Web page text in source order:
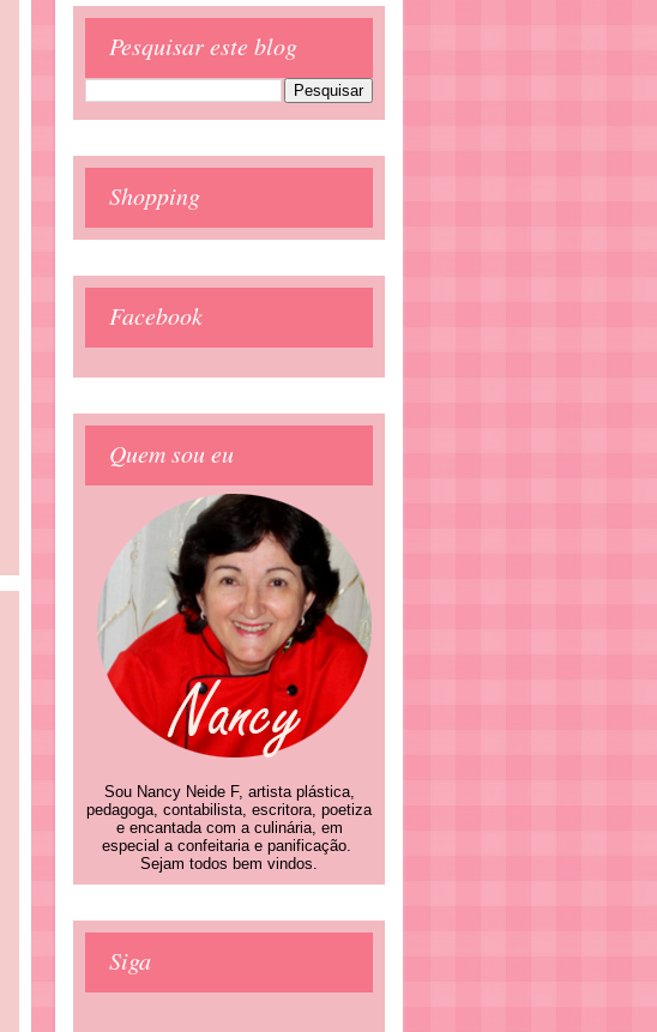
Pesquisar este blog
Shopping
Facebook
Quem sou eu
Sou Nancy Neide F, artista plástica,
pedagoga, contabilista, escritora, poetiza
e encantada com a culinária, em
especial a confeitaria e panificação.
Sejam todos bem vindos.
Siga